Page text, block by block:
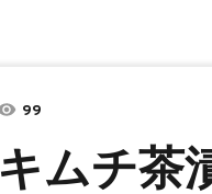
99
キムチ茶